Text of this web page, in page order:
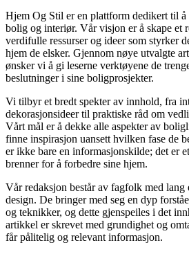
Hjem Og Stil er en plattform dedikert til
bolig og interiør. Vår visjon er å skape et
verdifulle ressurser og ideer som styrker
hjem de elsker. Gjennom nøye utvalgte
ønsker vi å gi leserne verktøyene de
beslutninger i sine boligprosjekter.
Vi tilbyr et bredt spekter av innhold, fra
dekorasjonsideer til praktiske råd om
Vårt mål er å dekke alle aspekter av
finne inspirasjon uansett hvilken fase de
er ikke bare en informasjonskilde; det er
brenner for å forbedre sine hjem.
Vår redaksjon består av fagfolk med
design. De bringer med seg en dyp
og teknikker, og dette gjenspeiles i det
artikkel er skrevet med grundighet og
får pålitelig og relevant informasjon.